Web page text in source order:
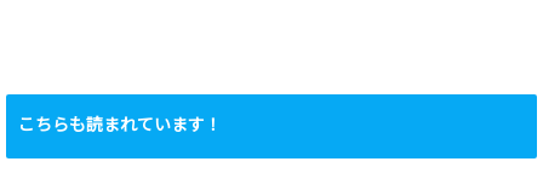
こちらも読まれています！